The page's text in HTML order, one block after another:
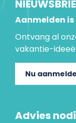
Aanmelden
Ontvang al
vakantie-
Nu
Advies